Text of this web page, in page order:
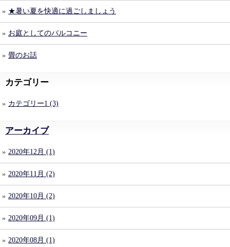
★暑い夏を快適に過ごしましょう
お庭としてのバルコニー
畳のお話
カテゴリー
カテゴリー1 (3)
アーカイブ
2020年12月 (1)
2020年11月 (2)
2020年10月 (2)
2020年09月 (1)
2020年08月 (1)